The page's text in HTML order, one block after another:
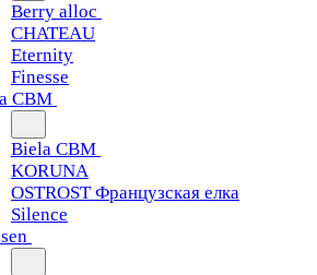
Berry alloc
CHATEAU
Eternity
Finesse
CBM
Biela CBM
KORUNA
OSTROST Французская елка
Silence